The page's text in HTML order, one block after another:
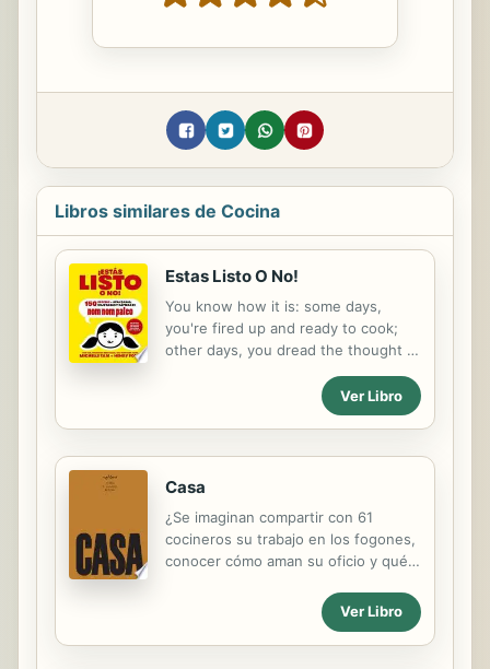
Libros similares de Cocina
Estas Listo O No!
You know how it is: some days,
you're fired up and ready to cook;
other days, you dread the thought of
you find yourself floating
somewhere between inspiration and
(but kind of lazy) home cook to do?
Ver Libro
Casa
¿Se imaginan compartir con 61
cocineros su trabajo en los fogones,
conocer cómo aman su oficio y qué
es lo que hacen y cuentan 59 chefs
invitados por los hermanos Nacho y
Esther Manzano para celebrar sus 25
Ver Libro